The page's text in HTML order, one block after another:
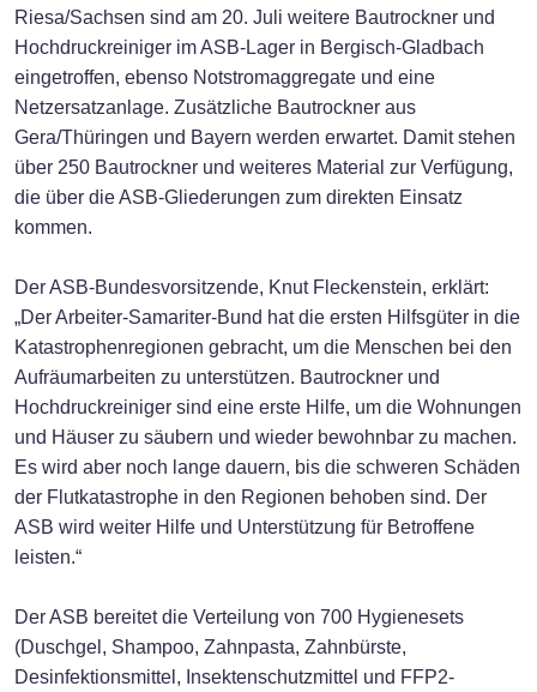
Riesa/Sachsen sind am 20. Juli weitere Bautrockner und
Hochdruckreiniger im ASB-Lager in Bergisch-Gladbach
eingetroffen, ebenso Notstromaggregate und eine
Netzersatzanlage. Zusätzliche Bautrockner aus
Gera/Thüringen und Bayern werden erwartet. Damit stehen
über 250 Bautrockner und weiteres Material zur Verfügung,
die über die ASB-Gliederungen zum direkten Einsatz
kommen.
Der ASB-Bundesvorsitzende, Knut Fleckenstein, erklärt:
„Der Arbeiter-Samariter-Bund hat die ersten Hilfsgüter in die
Katastrophenregionen gebracht, um die Menschen bei den
Aufräumarbeiten zu unterstützen. Bautrockner und
Hochdruckreiniger sind eine erste Hilfe, um die Wohnungen
und Häuser zu säubern und wieder bewohnbar zu machen.
Es wird aber noch lange dauern, bis die schweren Schäden
der Flutkatastrophe in den Regionen behoben sind. Der
ASB wird weiter Hilfe und Unterstützung für Betroffene
leisten.“
Der ASB bereitet die Verteilung von 700 Hygienesets
(Duschgel, Shampoo, Zahnpasta, Zahnbürste,
Desinfektionsmittel, Insektenschutzmittel und FFP2-